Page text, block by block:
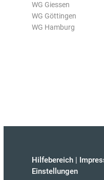
WG Giessen
WG Göttingen
WG Hamburg
Hilfebereich |
Einstellungen